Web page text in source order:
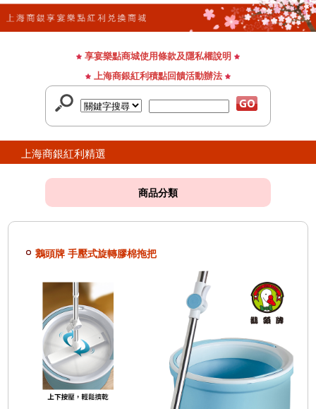
享宴樂點商城使用條款及隱私權說明
上海商銀紅利積點回饋活動辦法
上海商銀紅利精選
商品分類
鵝頭牌 手壓式旋轉膠棉拖把